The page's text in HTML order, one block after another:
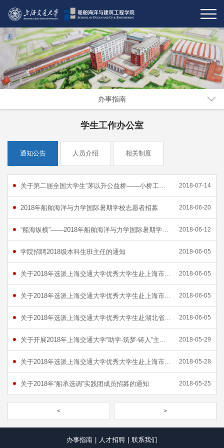
办事指南
学生工作办公室
通知公告 人员介绍 相关制度
关于第二届全国大学生“茅以升公益桥——小桥工程” 设计大赛的通知 2018-07-14
2018年船舶海洋与力学国际暑期学校志愿者招募 2018-06-20
“船海纵横”——2018年船舶海洋与力学国际暑期学校报名通知 2018-06-12
学院招聘2018级本科生班主任的通知 2018-06-05
关于2018年选派上海交通大学优秀大学生赴上海市静安区暑期实践锻炼的通知 2018-06-05
关于2018年选派上海交通大学优秀大学生赴上海市浦东新区暑期实践锻炼的通知 2018-06-05
关于2018年选派上海交通大学优秀大学生赴湖北省黄冈市暑期实践锻炼的通知 2018-06-05
关于开展2018年上海交通大学“助学·筑梦·铸人”主题评选宣传活动的通知 2018-05-29
关于2018年选派上海交通大学优秀大学生赴上海市嘉定区暑期实践锻炼的通知 2018-05-28
关于2018年“船承选调”实践团成员招募的通知 2018-05-25
< >
办事指南 | 人才招聘 | 联系我们